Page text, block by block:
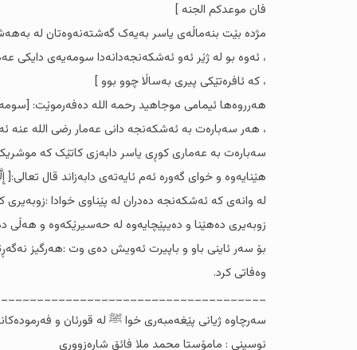
فان موعدکم الجنە ]
مژدە بێت بنەماڵەی یاسر بەیەک گەشتەنەوەتان لە
، ئەوە بو لە ژێر ئەو ئەشکەنجەدانەدا سومەیەی
، کە ئافرەتێکی پیری بەساڵا چوو بوو ]
هەرروەها ئیمامی موجاهید رحمە اللە دەفەرموێت:
سەبارەت بە عەماری کوڕی یاسر دابەزی کاتێک کە
هێنایەوە و خوای گەورە ئەم ئایەتەی دابەزاند قال تعالی:[
لە وانەی کە ئەشکەنجە دەدران لە پێناوی خوادا
زوبەیری دەهێنا و دەیپێچایەوە لە حەسیرێکەوە و هەڵی
بۆ سەر ئاینی باو و باپیرت ئەویش دەی وت :هەرگیز
وەفاتی کرد.
سەرچاوە ژیانی پێغەمبەری خوا ﷺ لە قورئان و فەرمودەکاندا .
نوسینی : مامۆستا محمد ملا فائق شارەزووری